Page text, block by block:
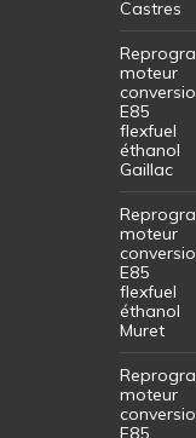
Castres
moteur
E85
flexfuel
éthanol
Gaillac
moteur
E85
flexfuel
éthanol
Muret
moteur
E85